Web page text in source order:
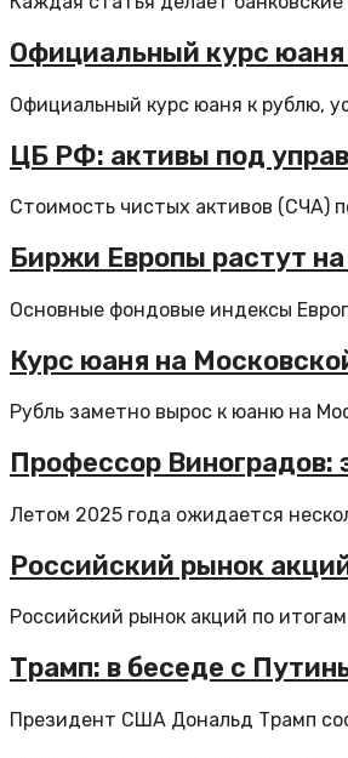
Официальный курс юаня
Официальный курс юаня к рублю,
ЦБ РФ: активы под
Стоимость чистых активов (СЧА)
Биржи Европы растут
Основные фондовые индексы
Курс юаня на
Рубль заметно вырос к юаню на
Профессор Виноградов:
Летом 2025 года ожидается
Российский рынок
Российский рынок акций по
Трамп: в беседе с
Президент США Дональд Трамп